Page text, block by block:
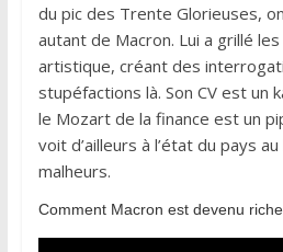
du pic des Trente Glorieuses,
autant de Macron. Lui a grillé
artistique, créant des
stupéfactions là. Son CV est un
le Mozart de la finance est un
voit d’ailleurs à l’état du pays
malheurs.
Comment Macron est devenu riche